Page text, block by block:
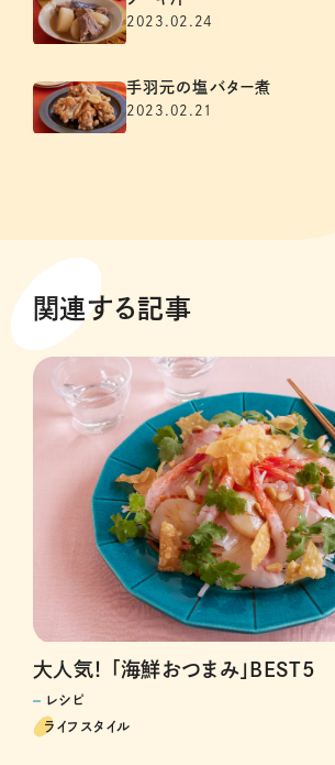
2023.02.24
手羽元の塩バター煮
2023.02.21
関連する記事
大人気！ 「海鮮おつまみ」BEST5
レシピ
ライフスタイル